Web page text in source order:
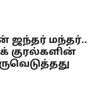
ஜந்தர் மந்தர்..
குரல்களின்